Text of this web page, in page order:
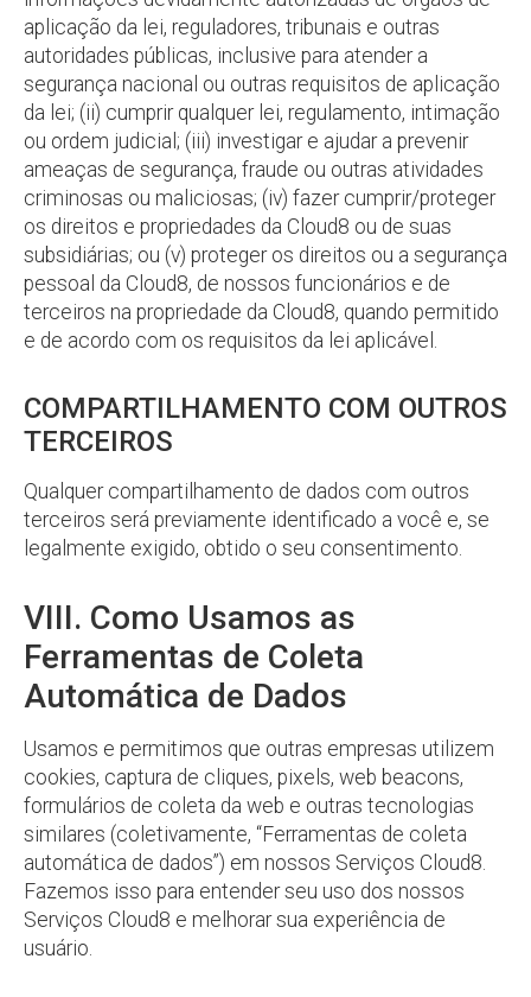
aplicação da lei, reguladores, tribunais e outras
autoridades públicas, inclusive para atender a
segurança nacional ou outras requisitos de aplicação
da lei; (ii) cumprir qualquer lei, regulamento, intimação
ou ordem judicial; (iii) investigar e ajudar a prevenir
ameaças de segurança, fraude ou outras atividades
criminosas ou maliciosas; (iv) fazer cumprir/proteger
os direitos e propriedades da Cloud8 ou de suas
subsidiárias; ou (v) proteger os direitos ou a segurança
pessoal da Cloud8, de nossos funcionários e de
terceiros na propriedade da Cloud8, quando permitido
e de acordo com os requisitos da lei aplicável.
COMPARTILHAMENTO COM OUTROS
TERCEIROS
Qualquer compartilhamento de dados com outros
terceiros será previamente identificado a você e, se
legalmente exigido, obtido o seu consentimento.
VIII. Como Usamos as
Ferramentas de Coleta
Automática de Dados
Usamos e permitimos que outras empresas utilizem
cookies, captura de cliques, pixels, web beacons,
formulários de coleta da web e outras tecnologias
similares (coletivamente, “Ferramentas de coleta
automática de dados”) em nossos Serviços Cloud8.
Fazemos isso para entender seu uso dos nossos
Serviços Cloud8 e melhorar sua experiência de
usuário.